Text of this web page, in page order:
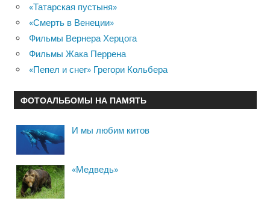
«Татарская пустыня»
«Смерть в Венеции»
Фильмы Вернера Херцога
Фильмы Жака Перрена
«Пепел и снег» Грегори Кольбера
ФОТОАЛЬБОМЫ НА ПАМЯТЬ
И мы любим китов
«Медведь»